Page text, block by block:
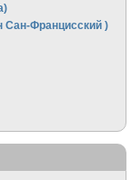
Сан-Францисский )